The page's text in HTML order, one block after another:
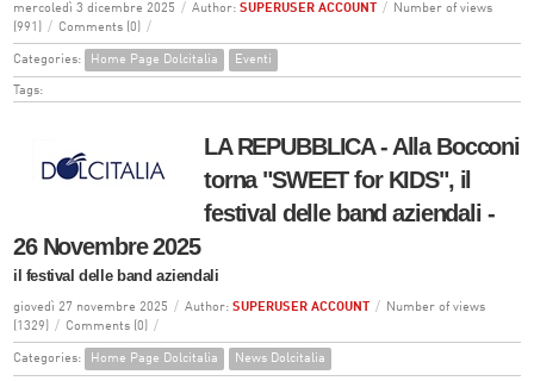
mercoledì 3 dicembre 2025 / Author: SUPERUSER ACCOUNT /
Number of views
(991)
/ Comments (0) /
Categories: Home Page Dolcitalia Eventi
Tags:
LA REPUBBLICA - Alla Bocconi
torna "SWEET for KIDS", il
festival delle band aziendali -
26 Novembre 2025
il festival delle band aziendali
giovedì 27 novembre 2025 / Author: SUPERUSER ACCOUNT /
Number of views
(1329)
/ Comments (0) /
Categories: Home Page Dolcitalia News Dolcitalia